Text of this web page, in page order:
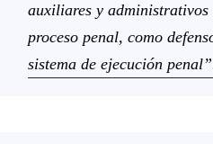
auxiliares y administrativos
proceso penal, como
sistema de ejecución